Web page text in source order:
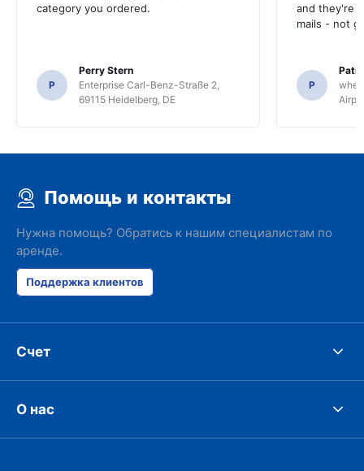
category you ordered.
P
Perry Stern
Enterprise Carl-Benz-Straße 2,
69115 Heidelberg, DE
and they're
mails - not
P
Помощь и контакты
Нужна помощь? Обратись к нашим специалистам по
аренде.
Поддержка клиентов
Счет
О нас